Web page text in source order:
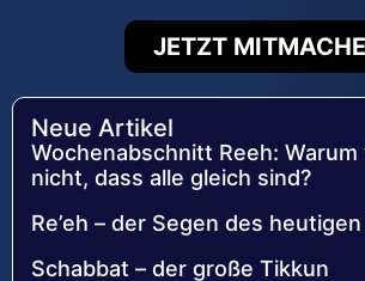
JETZT
Neue Artikel
Wochenabschnitt Reeh: Warum
nicht, dass alle gleich sind?
Re’eh – der Segen des
Schabbat – der große Tikkun